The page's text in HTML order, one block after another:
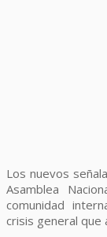
Los nuevos
Asamblea
comunidad
crisis general que